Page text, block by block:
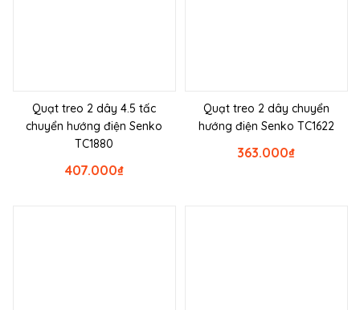
Quạt treo 2 dây 4.5 tấc
chuyển hướng điện Senko
TC1880
₫
407.000
Quạt treo 2 dây chuyển
hướng điện Senko TC1622
₫
363.000